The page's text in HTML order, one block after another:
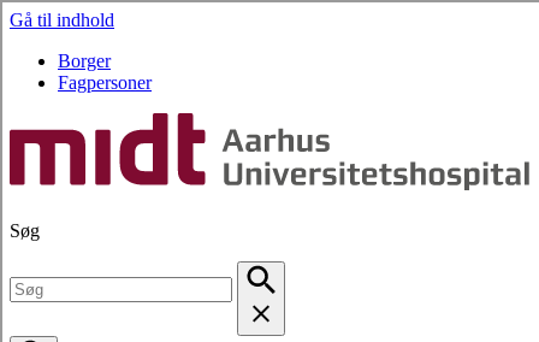
Gå til indhold
Borger
Fagpersoner
Søg